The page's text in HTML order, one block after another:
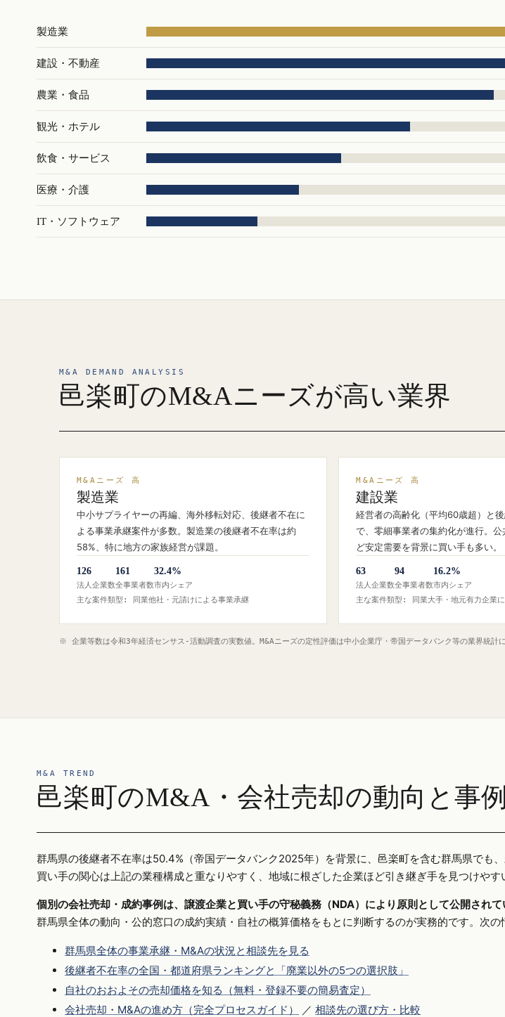
製造業
建設・不動産
農業・食品
観光・ホテル
飲食・サービス
医療・介護
IT・ソフトウェア
M&A DEMAND ANALYSIS
邑楽町のM&Aニーズが高い業界
M&Aニーズ 高
製造業
中小サプライヤーの再編、海外移転対応、後継者不在に
よる事業承継案件が多数。製造業の後継者不在率は約
58%、特に地方の家族経営が課題。
126
法人企業数
161
全事業者数
32.4%
市内シェア
主な案件類型: 同業他社・元請けによる事業承継
M&Aニーズ 高
建設業
経営者の高齢化（平均60歳超）と
で、零細事業者の集約化が進行。
ど安定需要を背景に買い手も多い。
63
法人企業数
94
全事業者数
16.2%
市内シェア
主な案件類型: 同業大手・地元有力企業
※ 企業等数は令和3年経済センサス‐活動調査の実数値。M&Aニーズの定性評価は中小企業庁・帝国データバンク等の業界統計に
M&A TREND
邑楽町のM&A・会社売却の動向と事
群馬県の後継者不在率は50.4%（帝国データバンク2025年）を背景に、邑楽町を含む群馬県でも
買い手の関心は上記の業種構成と重なりやすく、地域に根ざした企業ほど引き継ぎ手を見つけやす
個別の会社売却・成約事例は、譲渡企業と買い手の守秘義務（NDA）により原則として公開されて
群馬県全体の動向・公的窓口の成約実績・自社の概算価格をもとに判断するのが実務的です。次の
群馬県全体の事業承継・M&Aの状況と相談先を見る
後継者不在率の全国・都道府県ランキングと「廃業以外の5つの選択肢」
自社のおおよその売却価格を知る（無料・登録不要の簡易査定）
会社売却・M&Aの進め方（完全プロセスガイド）
／ 相談先の選び方・比較